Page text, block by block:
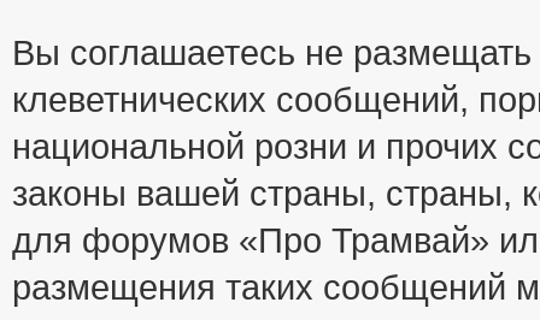
Вы соглашаетесь не
клеветнических сообщений,
национальной розни и прочих
законы вашей страны, страны,
для форумов «Про Трамвай»
размещения таких сообщений